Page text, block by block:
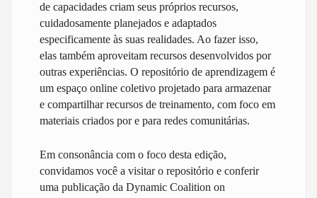
de capacidades criam seus próprios recursos,
cuidadosamente planejados e adaptados
especificamente às suas realidades. Ao fazer isso,
elas também aproveitam recursos desenvolvidos por
outras experiências. O repositório de aprendizagem é
um espaço online coletivo projetado para armazenar
e compartilhar recursos de treinamento, com foco em
materiais criados por e para redes comunitárias.
Em consonância com o foco desta edição,
convidamos você a visitar o repositório e conferir
uma publicação da Dynamic Coalition on